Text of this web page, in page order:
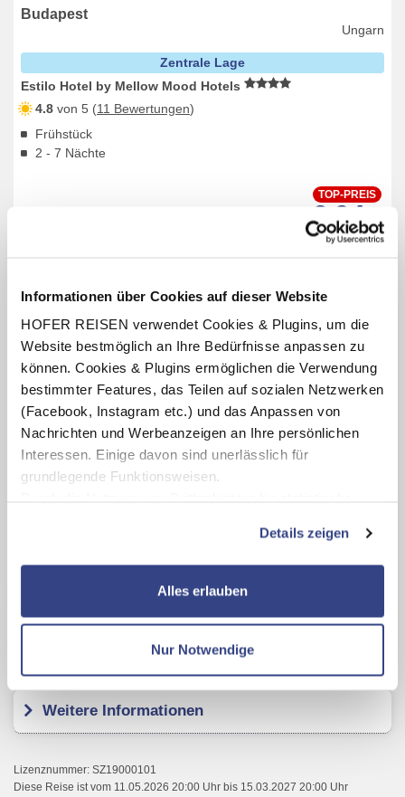
Informationen über Cookies auf dieser Website
HOFER REISEN verwendet Cookies & Plugins, um die
Website bestmöglich an Ihre Bedürfnisse anpassen zu
können. Cookies & Plugins ermöglichen die Verwendung
bestimmter Features, das Teilen auf sozialen Netzwerken
(Facebook, Instagram etc.) und das Anpassen von
Nachrichten und Werbeanzeigen an Ihre persönlichen
Interessen. Einige davon sind unerlässlich für
grundlegende Funktionsweisen.
zusätzliche Dienste bzw. Technologien von Drittanbietern
nutzen und uns sowie Dritten weitere Personalisierungen
ermöglichen, dabei kommt es auch zu Übermittlungen
Datenschutzseite
Mit Klick auf "Alles erlauben" stimmen Sie der
Verwendung der Cookies & Plugins auf unseren
Webseiten zu.
Details zeigen
Alles erlauben
Nur Notwendige
Budapest
Ungarn
Zentrale Lage
Estilo Hotel by Mellow Mood Hotels
4.8 von 5 (11 Bewertungen)
Frühstück
2 - 7 Nächte
TOP-PREIS
pro Person
€ 94,-
Termine anzeigen
INKLUSIV-LEISTUNGEN
2 - 7 x Übernachtung im Estilo Hotel by Mellow Mood
Hotels
Verpflegung: Frühstücksbuffet
Estilo Hotel by Mellow Mood Hotels
Kundenbewertungen
Weitere Informationen
Lizenznummer: SZ19000101
Diese Reise ist vom 11.05.2026 20:00 Uhr bis 15.03.2027 20:00 Uhr